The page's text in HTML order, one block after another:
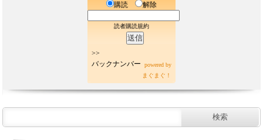
購読 解除
読者購読規約
>>
バックナンバー
powered by
まぐまぐ！